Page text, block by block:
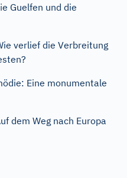
Guelfen und die
verlief die Verbreitung
Eine monumentale
dem Weg nach Europa